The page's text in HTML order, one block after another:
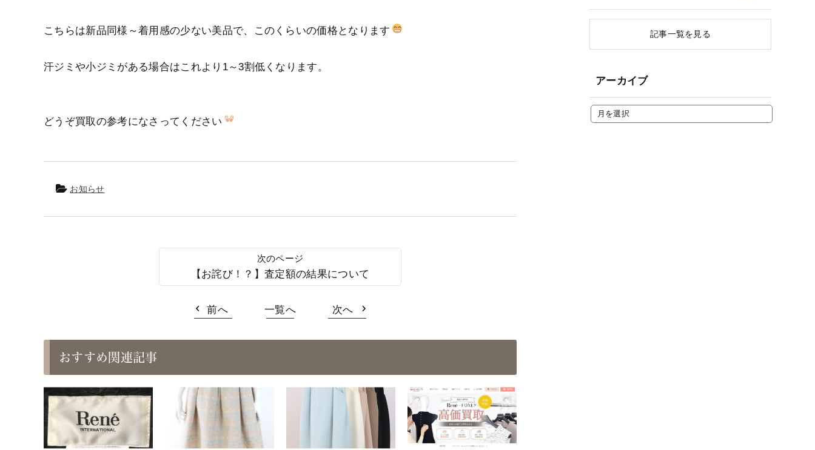
こちらは新品同様～着用感の少ない美品で、このくらいの価格となります
汗ジミや小ジミがある場合はこれより1～3割低くなります。
どうぞ買取の参考になさってください
お知らせ
【お詫び！？】査定額の結果について
前へ 一覧へ 次へ
おすすめ関連記事
記事一覧を見る
アーカイブ